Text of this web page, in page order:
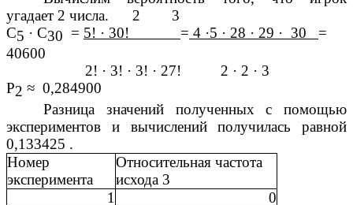
угадает 2 числа. 2 3
С5 · С30 = 5! · 30! = 4 ·5 · 28 · 29 · 30 =
40600
2! · 3! · 3! · 27! 2 · 2 · 3
Р2 ≈ 0,284900
Разница значений полученных с помощью
экспериментов и вычислений получилась равной
0,133425 .
Номер
эксперимента
Относительная частота
исхода 3
1
0